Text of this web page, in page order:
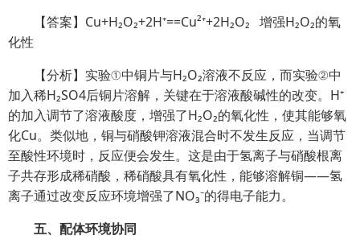
【答案】Cu+H₂O₂+2H⁺==Cu²⁺+2H₂O₂ 增强H₂O₂的氧
化性
【分析】实验①中铜片与H₂O₂溶液不反应，而实验②中
加入稀H₂SO4后铜片溶解，关键在于溶液酸碱性的改变。H⁺
的加入调节了溶液酸度，增强了H₂O₂的氧化性，使其能够氧
化Cu。类似地，铜与硝酸钾溶液混合时不发生反应，当调节
至酸性环境时，反应便会发生。这是由于氢离子与硝酸根离
子共存形成稀硝酸，稀硝酸具有氧化性，能够溶解铜——氢
离子通过改变反应环境增强了NO₃⁻‌的得电子能力。
五、配体环境协同